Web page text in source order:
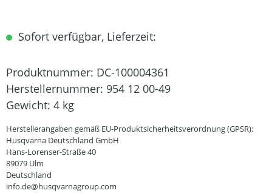
Sofort verfügbar, Lieferzeit:
Produktnummer: DC-100004361
Herstellernummer: 954 12 00-49
Gewicht: 4 kg
Herstellerangaben gemäß EU-Produktsicherheitsverordnung (GPSR):
Husqvarna Deutschland GmbH
Hans-Lorenser-Straße 40
89079 Ulm
Deutschland
info.de@husqvarnagroup.com